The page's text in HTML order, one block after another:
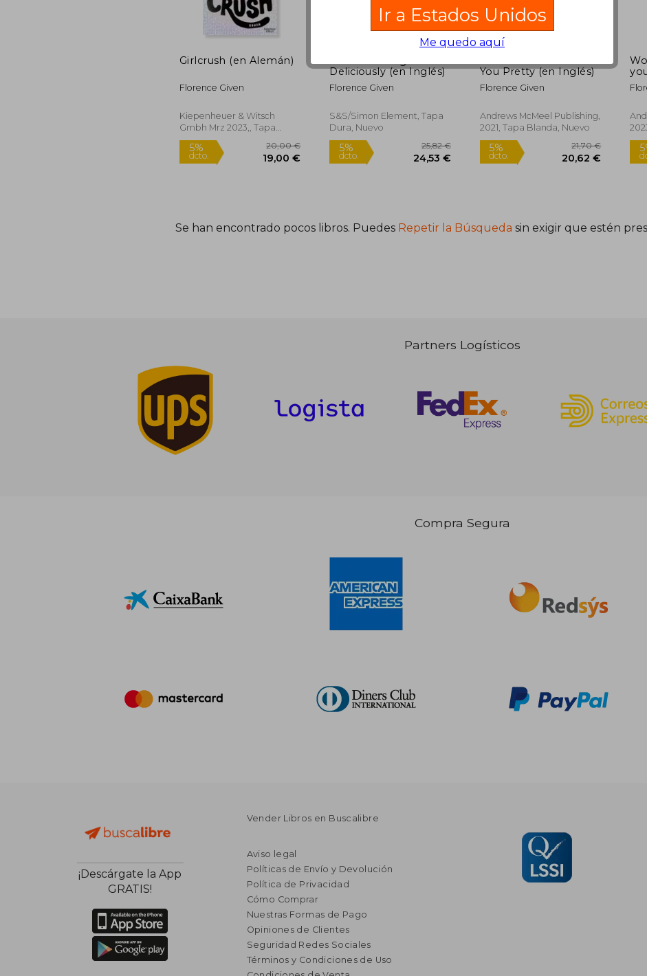
Girlcrush (en Alemán)
Florence Given
Kiepenheuer & Witsch
Gmbh Mrz 2023,, Tapa
Blanda, Nuevo
Deliciously (en Inglés)
Florence Given
S&s/Simon Element, Tapa
Dura, Nuevo
You Pretty (en Inglés)
Florence Given
Andrews McMeel Publishing,
2021, Tapa Blanda, Nuevo
Se han encontrado pocos libros. Puedes Repetir la Búsqueda sin exigir que estén
Partners Logísticos
Compra Segura
¡Descárgate la App
GRATIS!
Vender Libros en Buscalibre
Aviso legal
Políticas de Envío y Devolución
Política de Privacidad
Cómo Comprar
Nuestras Formas de Pago
Opiniones de Clientes
Seguridad Redes Sociales
Términos y Condiciones de Uso
Ir a Estados Unidos
Me quedo aquí